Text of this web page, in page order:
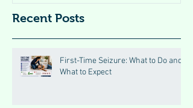
Recent Posts
First-Time Seizure: What to Do and
What to Expect